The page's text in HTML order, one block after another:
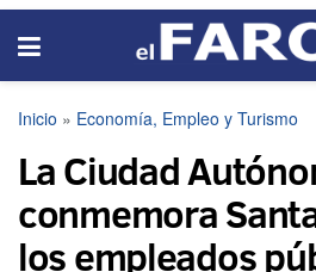
Inicio » Economía, Empleo y Turismo
La Ciudad
conmemora
los empleados